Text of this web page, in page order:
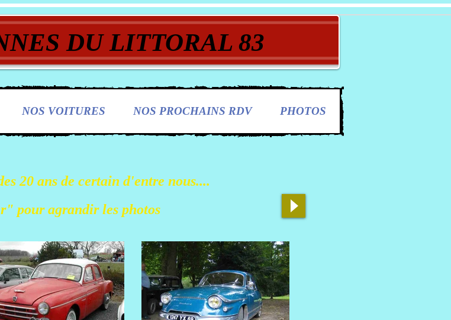
DU LITTORAL 83
NOS VOITURES NOS PROCHAINS RDV PHOTOS
20 ans de certain d'entre nous....
pour agrandir les photos